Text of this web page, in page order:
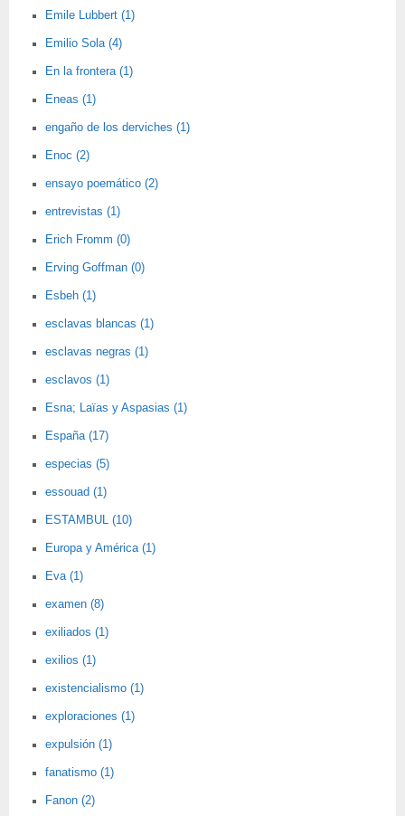
Emile Lubbert (1)
Emilio Sola (4)
En la frontera (1)
Eneas (1)
engaño de los derviches (1)
Enoc (2)
ensayo poemático (2)
entrevistas (1)
Erich Fromm (0)
Erving Goffman (0)
Esbeh (1)
esclavas blancas (1)
esclavas negras (1)
esclavos (1)
Esna; Laïas y Aspasias (1)
España (17)
especias (5)
essouad (1)
ESTAMBUL (10)
Europa y América (1)
Eva (1)
examen (8)
exiliados (1)
exilios (1)
existencialismo (1)
exploraciones (1)
expulsión (1)
fanatismo (1)
Fanon (2)